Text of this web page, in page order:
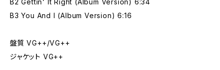
B2 Gettin' It Right (Album Version) 6:34
B3 You And I (Album Version) 6:16
盤質 VG++/VG++
ジャケット VG++